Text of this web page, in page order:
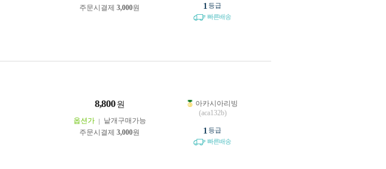
주문시결제 3,000원 1 등급
빠른배송
8,800 원
옵션가
낱개구매가능
주문시결제 3,000원
아카시아리빙
(aca132b)
1 등급
빠른배송